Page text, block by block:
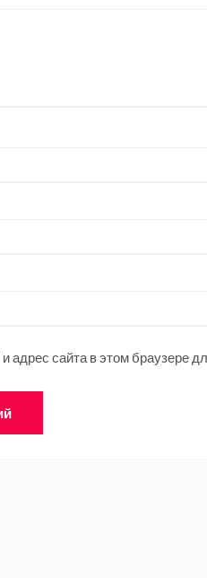
адрес сайта в этом браузере